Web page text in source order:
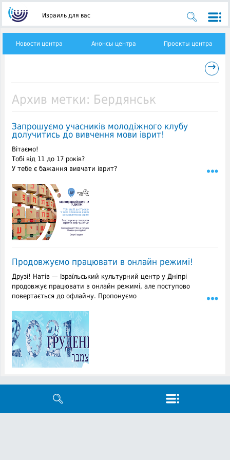
Израиль для вас
Новости центра Анонсы центра Проекты центра
→
Архив метки: Бердянськ
Запрошуємо учасників молодіжного клубу
долучитись до вивчення мови іврит!
Вітаємо!
Тобі від 11 до 17 років?
У тебе є бажання вивчати іврит?
Продовжуємо працювати в онлайн режимі!
Друзі! Натів — Ізраїльський культурний центр у Дніпрі
продовжує працювати в онлайн режимі, але поступово
повертається до офлайну. Пропонуємо